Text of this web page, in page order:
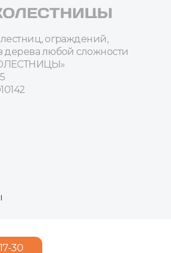
ограждений,
дерева любой сложности
30